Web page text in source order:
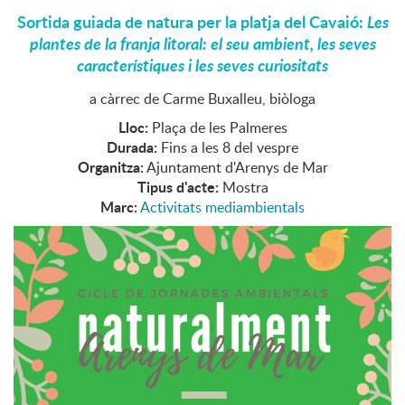
Sortida guiada de natura per la platja del Cavaió:Les
plantes de la franja litoral: el seu ambient, les seves
característiques i les seves curiositats
a càrrec de Carme Buxalleu, biòloga
Lloc: Plaça de les Palmeres
Durada: Fins a les 8 del vespre
Organitza:Ajuntament d'Arenys de Mar
Tipus d'acte: Mostra
Marc:Activitats mediambientals